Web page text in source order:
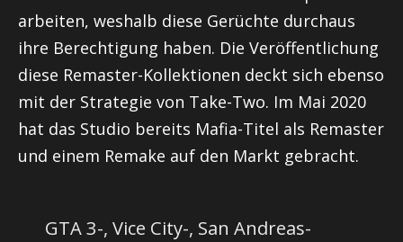
arbeiten, weshalb diese Gerüchte durchaus
ihre Berechtigung haben. Die Veröffentlichung
diese Remaster-Kollektionen deckt sich ebenso
mit der Strategie von Take-Two. Im Mai 2020
hat das Studio bereits Mafia-Titel als Remaster
und einem Remake auf den Markt gebracht.
GTA 3-, Vice City-, San Andreas-